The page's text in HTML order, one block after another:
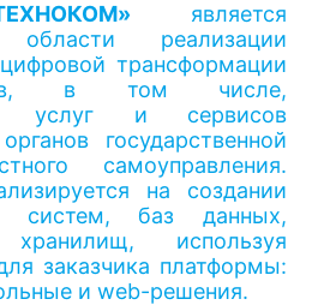
является
реализации
трансформации
в том числе,
услуг и сервисов
государственной
самоуправления.
на создании
систем, баз данных,
хранилищ, используя
заказчика платформы:
и web-решения.